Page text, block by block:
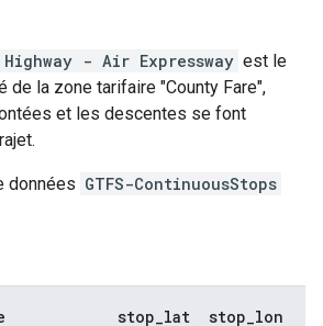
- Air Expressway est le
de la zone tarifaire "County Fare",
et les descentes se font
données GTFS-ContinuousStops
stop lat stop lon